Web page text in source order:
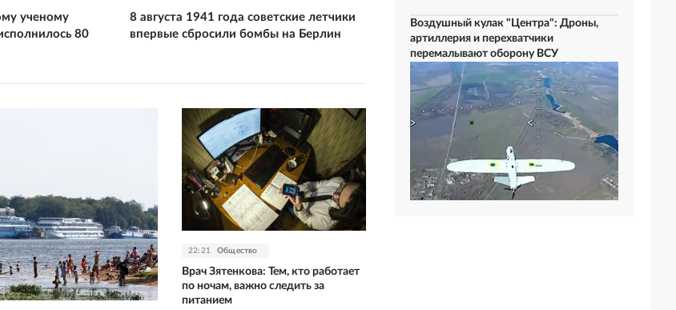
ученому
80
8 августа 1941 года советские летчики
впервые сбросили бомбы на Берлин
22:21 Общество
Врач Зятенкова: Тем, кто работает
по ночам, важно следить за
питанием
Воздушный кулак "Центра": Дроны,
артиллерия и перехватчики
перемалывают оборону ВСУ